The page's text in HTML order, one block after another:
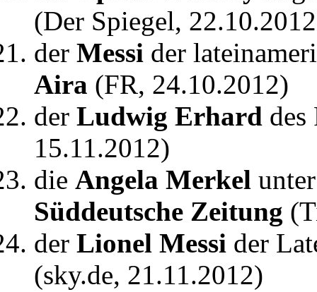
(Der Spiegel,
der Messi der
Aira (FR, 24.10.2012)
der Ludwig Erhard
15.11.2012)
die Angela Merkel
Süddeutsche Zeitung
der Lionel Messi der
(sky.de, 21.11.2012)